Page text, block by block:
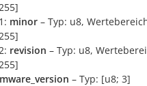
1: minor – Typ: u8,
revision – Typ: u8,
– Typ: [u8; 3]